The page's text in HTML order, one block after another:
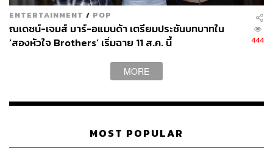
ENTERTAINMENT / POP
ณเดชน์-เจมส์ มาร์-อแมนด้า เตรียมประชันบทบาทใน
‘สองหัวใจ Brothers’ เริ่มฉาย 11 ส.ค. นี้
444
MORE
MOST POPULAR